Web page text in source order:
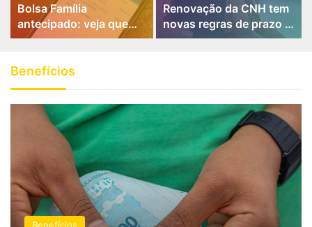
Bolsa Família
antecipado: veja quem
recebe o pagamento
em janeiro
Renovação da CNH tem
novas regras de prazo e
exames para motoristas
Benefícios
Benefícios